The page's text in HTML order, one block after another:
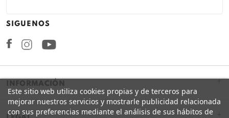
INFORMACIÓN
SIGUENOS
FacebookInstagram
Este sitio web utiliza cookies propias y de terceros para
mejorar nuestros servicios y mostrarle publicidad relacionada
con sus preferencias mediante el análisis de sus hábitos de